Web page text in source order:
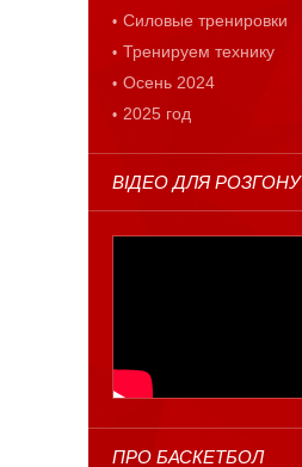
Силовые тренировки
Тренируем технику
Осень 2024
2025 год
ВІДЕО ДЛЯ РОЗГОНУ
ПРО БАСКЕТБОЛ